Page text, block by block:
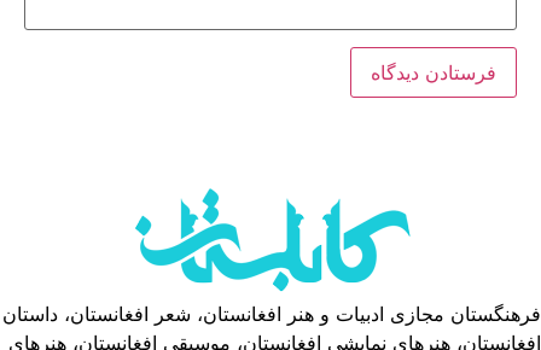
فرهنگستان مجازی ادبیات و هنر افغانستان، شعر افغانستان، داستان
افغانستان، هنرهای نمایشی افغانستان، موسیقی افغانستان، هنرهای